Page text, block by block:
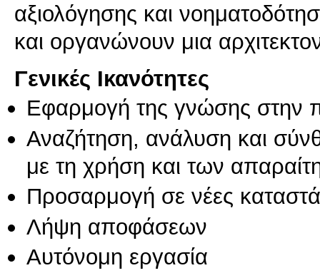
αξιολόγησης και
Γενικές Ικανότητες
Εφαρμογή της γνώσης στην
Αναζήτηση, ανάλυση και
με τη χρήση και των
Προσαρμογή σε νέες
Λήψη αποφάσεων
Αυτόνομη εργασία